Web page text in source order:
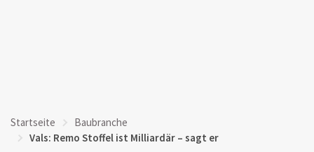
Startseite
Baubranche
Vals: Remo Stoffel ist Milliardär – sagt er